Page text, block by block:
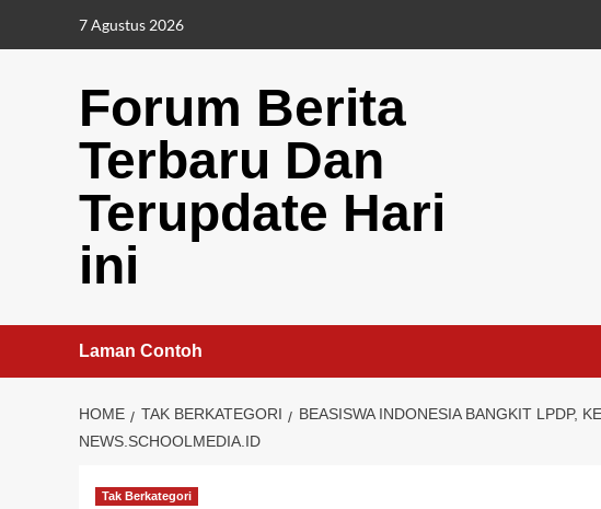
7 Agustus 2026
Forum Berita
Terbaru Dan
Terupdate Hari
ini
Laman Contoh
HOME TAK BERKATEGORI
BEASISWA INDONESIA BANGKIT LPDP,
NEWS.SCHOOLMEDIA.ID
Tak Berkategori